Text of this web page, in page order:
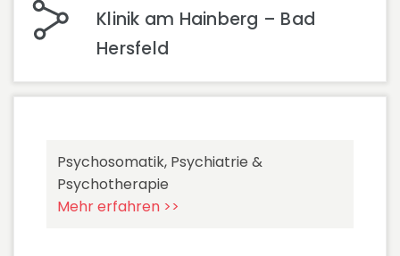
Klinik am Hainberg – Bad
Hersfeld
Psychosomatik, Psychiatrie &
Psychotherapie
Mehr erfahren >>